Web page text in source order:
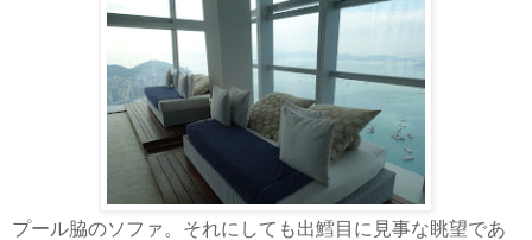
プール脇のソファ。それにしても出鱈目に見事な眺望であ